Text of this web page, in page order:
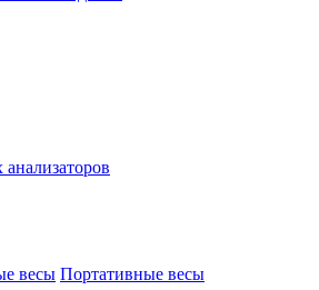
весы Портативные весы